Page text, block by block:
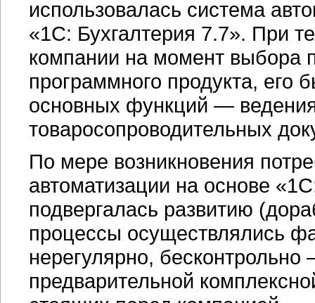
использовалась система
«1С: Бухгалтерия 7.7». При
компании на момент выбора
программного продукта, его
основных функций — ведения
товаросопроводительных
По мере возникновения
автоматизации на основе
подвергалась развитию
процессы осуществлялись
нерегулярно,
предварительной